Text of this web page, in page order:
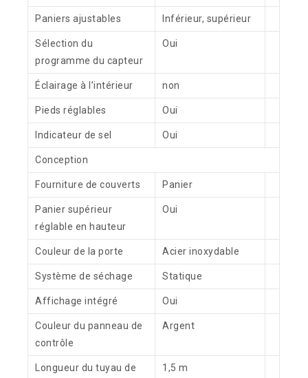
Paniers ajustables Inférieur, supérieur
Sélection du
programme du capteur
Oui
Éclairage à l’intérieur non
Pieds réglables Oui
Indicateur de sel Oui
Conception
Fourniture de couverts Panier
Panier supérieur
réglable en hauteur
Oui
Couleur de la porte Acier inoxydable
Système de séchage Statique
Affichage intégré Oui
Couleur du panneau de
contrôle
Argent
Longueur du tuyau de
1,5 m